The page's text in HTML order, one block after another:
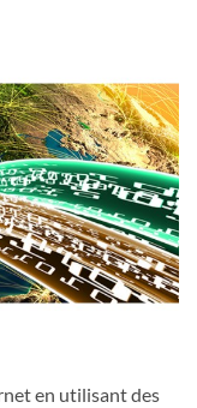
en utilisant des